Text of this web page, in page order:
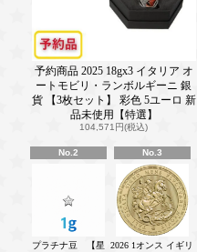
予約商品 2025 18gx3 イタリア オ
ートモビリ・ランボルギーニ 銀
貨 【3枚セット】 彩色 5ユーロ 新
品未使用【特選】
104,571円(税込)
No.2
プラチナ豆 【星
No.3
2026 1オンス イギリ